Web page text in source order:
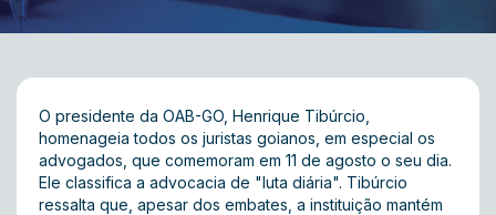
O presidente da OAB-GO, Henrique Tibúrcio,
homenageia todos os juristas goianos, em especial os
advogados, que comemoram em 11 de agosto o seu dia.
Ele classifica a advocacia de "luta diária". Tibúrcio
ressalta que, apesar dos embates, a instituição mantém